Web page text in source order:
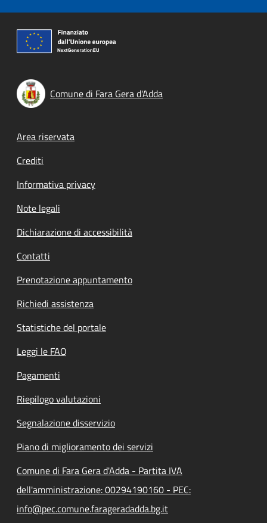
Comune di Fara Gera d'Adda
Footer menu
Area riservata
Crediti
Informativa privacy
Note legali
Dichiarazione di accessibilità
Contatti
Prenotazione appuntamento
Richiedi assistenza
Statistiche del portale
Leggi le FAQ
Pagamenti
Riepilogo valutazioni
Segnalazione disservizio
Piano di miglioramento dei servizi
Comune di Fara Gera d'Adda - Partita IVA
dell'amministrazione: 00294190160 - PEC:
info@pec.comune.farageradadda.bg.it